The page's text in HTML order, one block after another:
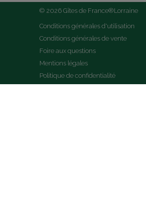
© 2026 Gîtes de France®Lorraine
Conditions générales d'utilisation
Conditions générales de vente
Foire aux questions
Mentions légales
Politique de confidentialité